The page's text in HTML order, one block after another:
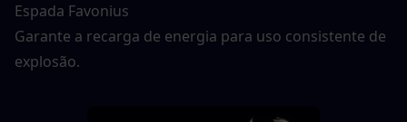
Espada Favonius
Garante a recarga de energia para uso consistente de
explosão.